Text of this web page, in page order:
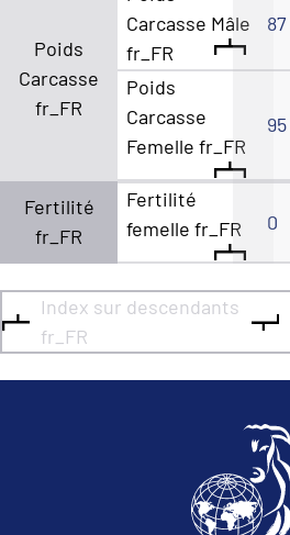
Poids
Carcasse
fr_FR
Carcasse Mâle
fr_FR
87
Poids
Carcasse
Femelle fr_FR
95
Fertilité
fr_FR
Fertilité
femelle fr_FR
0
Index sur descendants
fr_FR